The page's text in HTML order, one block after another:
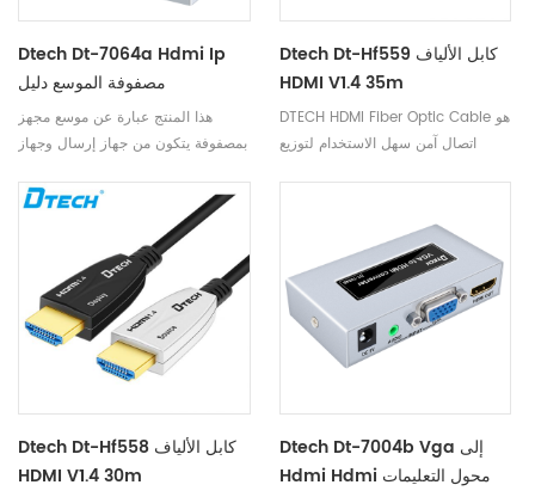
Dtech Dt-7064a Hdmi Ip
مصفوفة الموسع دليل
هذا المنتج عبارة عن موسع مجهز
بمصفوفة يتكون من جهاز إرسال وجهاز
يمكن أن يكون مصدر إشارة HDMI
خلال توصيل المفتاح من خلال كابل
الشبكة ، ويمكن تبديلها وتوزيعها ويمتد
إلى عدد غير محدود من العروض.
Dtech Dt-Hf559 كابل الألياف
HDMI V1.4 35m
DTECH HDMI Fiber Optic Cable هو
اتصال آمن سهل الاستخدام لتوزيع
العرض في الفصول الدراسية ،
والإشارات الرقمية ، وشاشات الفيديو
عالية الدقة. يوفر Fiber السرعة
وعرض النطاق الترددي اللازمين لأعلى
جودة للصورة دون الحاجة إلى ex
Dtech Dt-Hf558 كابل الألياف
HDMI V1.4 30m
Dtech Dt-7004b Vga إلى
Hdmi Hdmi محول التعليمات